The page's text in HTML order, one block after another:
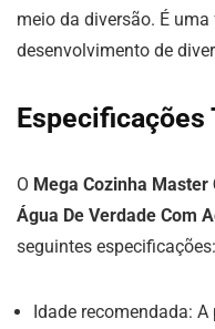
meio da diversão. É
desenvolvimento de
Especificações
O Mega Cozinha
Água De Verdade Com
seguintes especificações:
Idade recomendada: